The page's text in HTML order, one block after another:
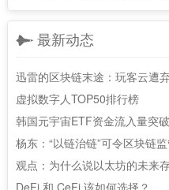
最新动态
迅雷的区块链末途：玩客云遭
虚拟数字人TOP50排行榜
韩国元宇宙ETF资金流入量突
杨东：“以链治链”可令区块链
观点：为什么说以太坊的未来
DeFi 和 CeFi 该如何选择？